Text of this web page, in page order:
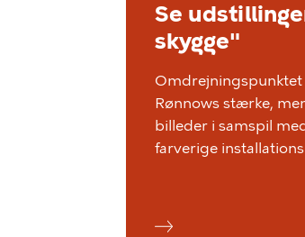
Se
skygge"
Rønnows stærke,
billeder i samspil
farverige